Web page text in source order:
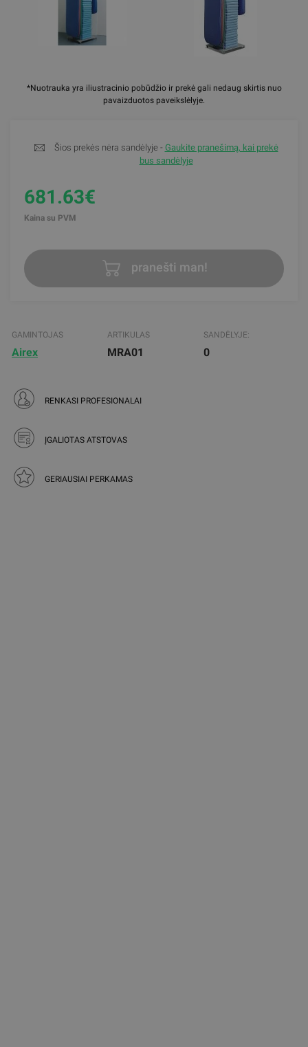
*Nuotrauka yra iliustracinio pobūdžio ir prekė gali nedaug skirtis nuo
pavaizduotos paveikslėlyje.
Šios prekės nėra sandėlyje - Gaukite pranešimą, kai prekė
bus sandėlyje
681.63€
Kaina su PVM
pranešti man!
GAMINTOJAS
Airex
ARTIKULAS
MRA01
SANDĖLYJE:
0
RENKASI PROFESIONALAI
ĮGALIOTAS ATSTOVAS
GERIAUSIAI PERKAMAS